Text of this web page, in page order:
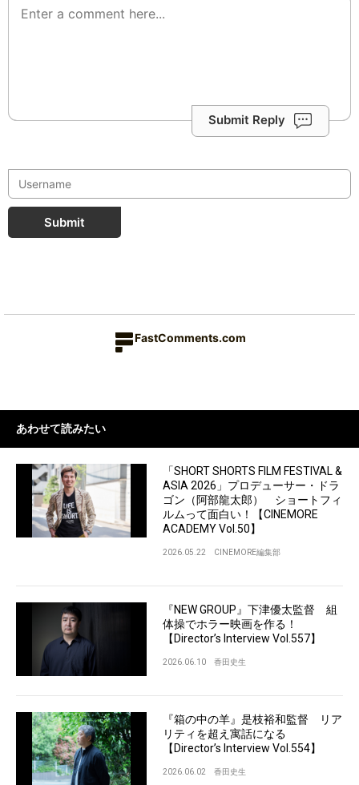
Submit Reply
Submit
FastComments.com
あわせて読みたい
「SHORT SHORTS FILM FESTIVAL &
ASIA 2026」プロデューサー・ドラ
ゴン（阿部龍太郎） ショートフィ
ルムって面白い！【CINEMORE
ACADEMY Vol.50】
2026.05.22 CINEMORE編集部
『NEW GROUP』下津優太監督 組
体操でホラー映画を作る！
【Director’s Interview Vol.557】
2026.06.10 香田史生
『箱の中の羊』是枝裕和監督 リア
リティを超え寓話になる
【Director’s Interview Vol.554】
2026.06.02 香田史生